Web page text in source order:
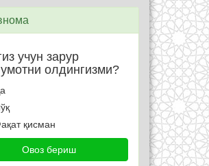
учун зарур
олдингизми?
қисман